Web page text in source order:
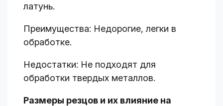
латунь.
Преимущества: Недорогие, легки в
обработке.
Недостатки: Не подходят для
обработки твердых металлов.
Размеры резцов и их влияние на